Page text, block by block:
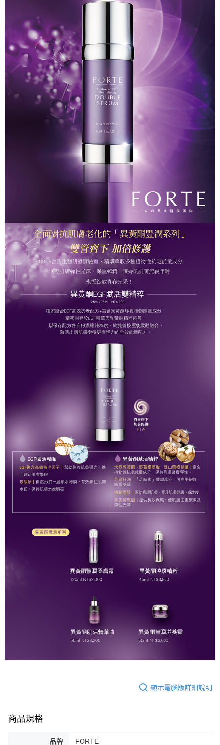
５．嚴禁一人註冊多個帳號或使用他人資訊註冊。若發現惡意使用之情形，
恩沛科技股份有限公司將有權停止該用戶之使用額度並採取法律行動。
每筆NT$90，滿NT$1,000(含以上)免運費
貨到付款
每筆NT$90，滿NT$1,000(含以上)免運費
顯示電腦版詳細說明
商品規格
品牌 FORTE